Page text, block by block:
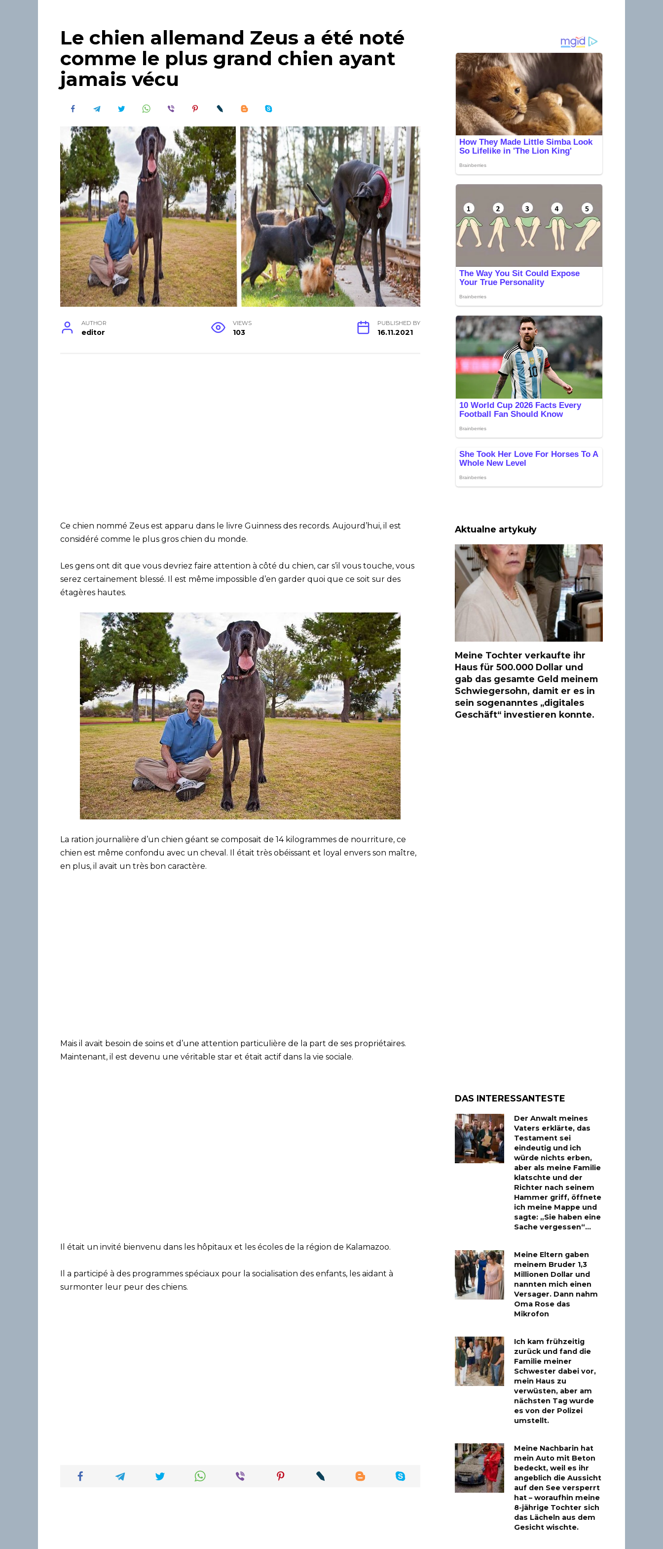
Le chien allemand Zeus a été noté
comme le plus grand chien ayant
jamais vécu
AUTHOR
editor
VIEWS
103
PUBLISHED BY
16.11.2021
Ce chien nommé Zeus est apparu dans le livre Guinness des records. Aujourd’hui, il est
considéré comme le plus gros chien du monde.
Les gens ont dit que vous devriez faire attention à côté du chien, car s’il vous touche, vous
serez certainement blessé. Il est même impossible d’en garder quoi que ce soit sur des
étagères hautes.
La ration journalière d’un chien géant se composait de 14 kilogrammes de nourriture, ce
chien est même confondu avec un cheval. Il était très obéissant et loyal envers son maître,
en plus, il avait un très bon caractère.
Mais il avait besoin de soins et d’une attention particulière de la part de ses propriétaires.
Maintenant, il est devenu une véritable star et était actif dans la vie sociale.
Il était un invité bienvenu dans les hôpitaux et les écoles de la région de Kalamazoo.
Il a participé à des programmes spéciaux pour la socialisation des enfants, les aidant à
surmonter leur peur des chiens.
Aktualne artykuły
Meine Tochter verkaufte ihr
Haus für 500.000 Dollar und
gab das gesamte Geld meinem
Schwiegersohn, damit er es in
sein sogenanntes „digitales
Geschäft“ investieren konnte.
DAS INTERESSANTESTE
Der Anwalt meines
Vaters erklärte, das
Testament sei
eindeutig und ich
würde nichts erben,
aber als meine Familie
klatschte und der
Richter nach seinem
Hammer griff, öffnete
ich meine Mappe und
sagte: „Sie haben eine
Sache vergessen“…
Meine Eltern gaben
meinem Bruder 1,3
Millionen Dollar und
nannten mich einen
Versager. Dann nahm
Oma Rose das
Mikrofon
Ich kam frühzeitig
zurück und fand die
Familie meiner
Schwester dabei vor,
mein Haus zu
verwüsten, aber am
nächsten Tag wurde
es von der Polizei
umstellt.
Meine Nachbarin hat
mein Auto mit Beton
bedeckt, weil es ihr
angeblich die Aussicht
auf den See versperrt
hat – woraufhin meine
8-jährige Tochter sich
das Lächeln aus dem
Gesicht wischte.